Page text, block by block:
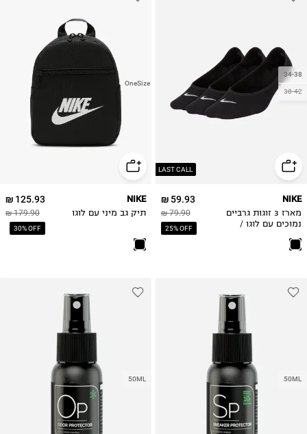
LAST CALL
34-38
38-42
59.93 ₪
79.90 ₪
25% OFF
NIKE
מארז 3 זוגות גרביים
נמוכים עם לוגו /
OneSize
125.93 ₪
179.90 ₪
30% OFF
NIKE
תיק גב מיני עם לוגו
50ML
50ML